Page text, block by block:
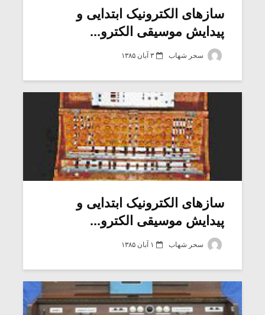
سازهای الکترونیک ابتدایی و
پیدایش موسیقی الکترو...
سحر شهاب ۳ آبان ۱۳۸۵
سازهای الکترونیک ابتدایی و
پیدایش موسیقی الکترو...
سحر شهاب ۱ آبان ۱۳۸۵
یادداشتی بر موسیقی
متن فیلم «متری
شیش و نیم»
اگر نمی توانی
مشهورترین باشی،
بدنام ترین باش